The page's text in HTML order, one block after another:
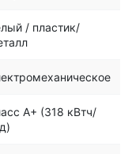
/ пластик/
A+ (318 кВтч/